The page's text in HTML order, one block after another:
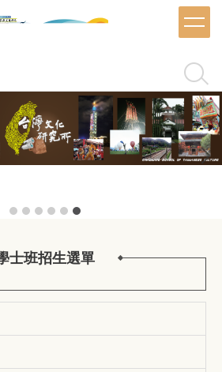
搜尋
士班招生選單